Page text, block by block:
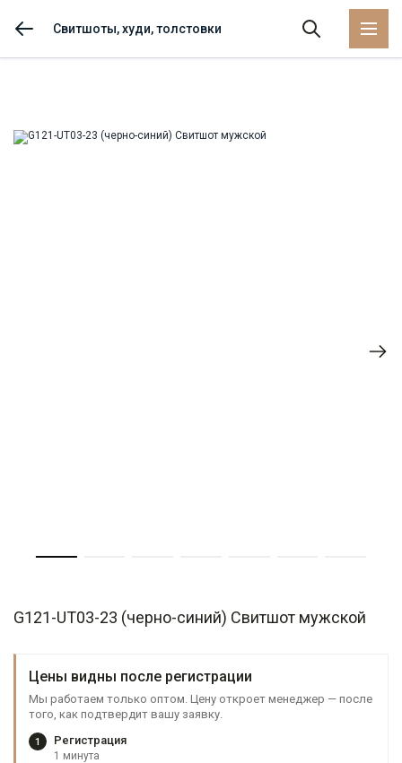
Свитшоты, худи, толстовки
G121-UT03-23 (черно-синий) Свитшот мужской
Цены видны после регистрации
Мы работаем только оптом. Цену откроет менеджер — после
того, как подтвердит вашу заявку.
1 Регистрация
1 минута